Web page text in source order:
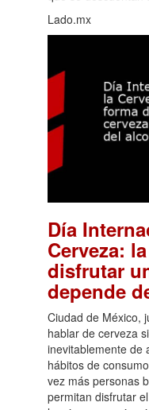
Lado.mx
Día
Cerveza:
disfrutar
depende
Ciudad de México,
hablar de cerveza
inevitablemente de
hábitos de
vez más personas
permitan disfrutar